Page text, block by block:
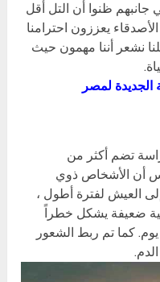
جانبهم ظنوا أن التل أقل
يعززون احترامنا
نشعر أننا مهمون حيث
الجديدة لمصر
2010 الذي شمل 148 دراسة تضم أكثر من
أن الأشخاص ذوي
إلى العيش لفترة أطول ،
ضعيفة يشكل خطراً
15 سيجارة يوم. كما تم ربط الشعور